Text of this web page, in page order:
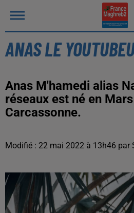
ANAS LE
Anas M'hamedi alias
réseaux est né en
Carcassonne.
Modifié : 22 mai 2022 à 13h46 par